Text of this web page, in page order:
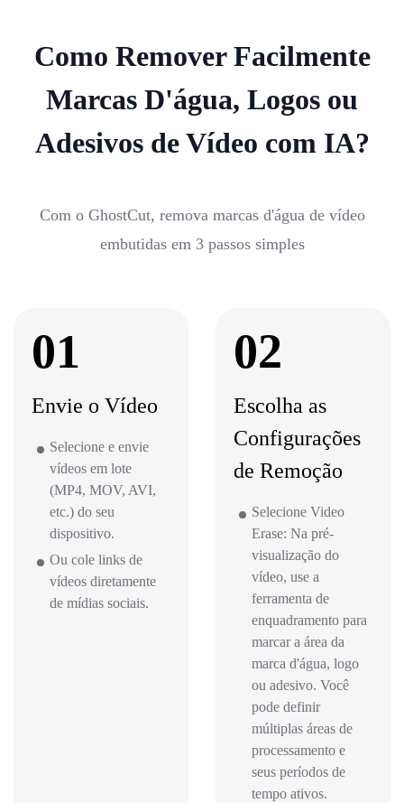
Como Remover Facilmente
Marcas D'água, Logos ou
Adesivos de Vídeo com IA?
Com o GhostCut, remova marcas d'água de vídeo
embutidas em 3 passos simples
01
Envie o Vídeo
Selecione e envie
vídeos em lote
(MP4, MOV, AVI,
etc.) do seu
dispositivo.
Ou cole links de
vídeos diretamente
de mídias sociais.
02
Escolha as
Configurações
de Remoção
Selecione Video
Erase: Na pré-
visualização do
vídeo, use a
ferramenta de
enquadramento para
marcar a área da
marca d'água, logo
ou adesivo. Você
pode definir
múltiplas áreas de
processamento e
seus períodos de
tempo ativos.